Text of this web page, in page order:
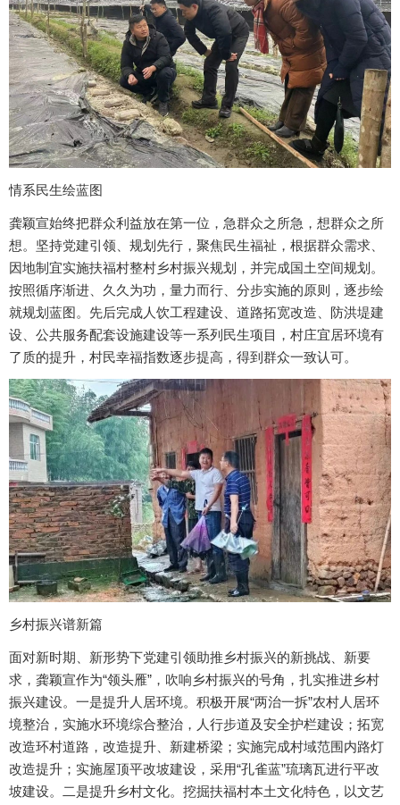
情系民生绘蓝图
龚颖宣始终把群众利益放在第一位，急群众之所急，想群众之所
想。坚持党建引领、规划先行，聚焦民生福祉，根据群众需求、
因地制宜实施扶福村整村乡村振兴规划，并完成国土空间规划。
按照循序渐进、久久为功，量力而行、分步实施的原则，逐步绘
就规划蓝图。先后完成人饮工程建设、道路拓宽改造、防洪堤建
设、公共服务配套设施建设等一系列民生项目，村庄宜居环境有
了质的提升，村民幸福指数逐步提高，得到群众一致认可。
乡村振兴谱新篇
面对新时期、新形势下党建引领助推乡村振兴的新挑战、新要
求，龚颖宣作为“领头雁”，吹响乡村振兴的号角，扎实推进乡村
振兴建设。一是提升人居环境。积极开展“两治一拆”农村人居环
境整治，实施水环境综合整治，人行步道及安全护栏建设；拓宽
改造环村道路，改造提升、新建桥梁；实施完成村域范围内路灯
改造提升；实施屋顶平改坡建设，采用“孔雀蓝”琉璃瓦进行平改
坡建设。二是提升乡村文化。挖掘扶福村本土文化特色，以文艺